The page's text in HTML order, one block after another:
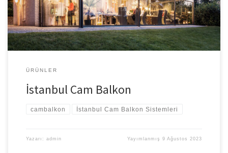
tutamak tasarımı, taşıma kapasitesi ile kullanım kolaylığı
sağlamaktadır. […]
ÜRÜNLER
İstanbul Cam Balkon
cambalkon İstanbul Cam Balkon Sistemleri
Yazarı: admin Yayımlanmış9 Ağustos 2023